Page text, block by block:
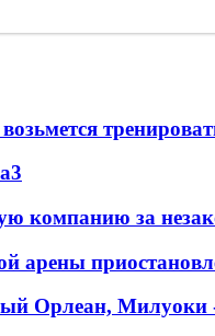
3
компанию за
арены
Орлеан,